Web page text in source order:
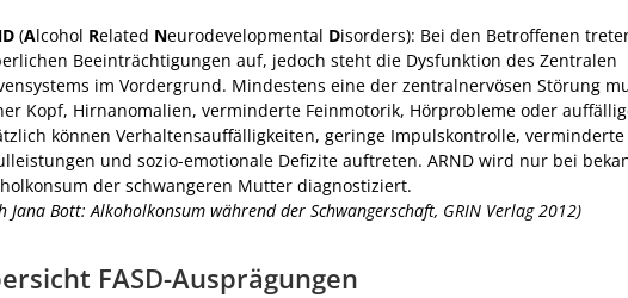
(Alcohol Related Neurodevelopmental Disorders): Bei den Betroffenen
Beeinträchtigungen auf, jedoch steht die Dysfunktion des Zentralen
im Vordergrund. Mindestens eine der zentralnervösen Störung
Kopf, Hirnanomalien, verminderte Feinmotorik, Hörprobleme oder
können Verhaltensauffälligkeiten, geringe Impulskontrolle, verminderte
und sozio-emotionale Defizite auftreten. ARND wird nur bei
der schwangeren Mutter diagnostiziert.
Jana Bott: Alkoholkonsum während der Schwangerschaft, GRIN Verlag 2012)
FASD-Ausprägungen